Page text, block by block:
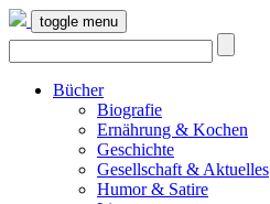
toggle menu
Bücher
Biografie
Ernährung & Kochen
Geschichte
Gesellschaft & Aktuelles
Humor & Satire